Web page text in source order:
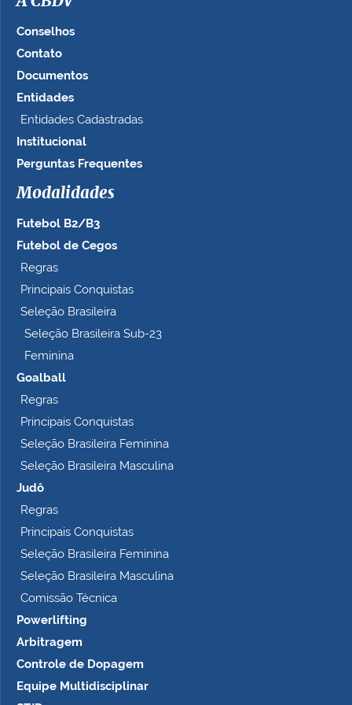
e
o
t
a
n
o
o
m
e
t
Conselhos
Contato
Documentos
Entidades
Entidades Cadastradas
Institucional
Perguntas Frequentes
Modalidades
Futebol B2/B3
Futebol de Cegos
Regras
Principais Conquistas
Seleção Brasileira
Seleção Brasileira Sub-23
Feminina
Goalball
Regras
Principais Conquistas
Seleção Brasileira Feminina
Seleção Brasileira Masculina
Judô
Regras
Principais Conquistas
Seleção Brasileira Feminina
Seleção Brasileira Masculina
Comissão Técnica
Powerlifting
Arbitragem
Controle de Dopagem
Equipe Multidisciplinar